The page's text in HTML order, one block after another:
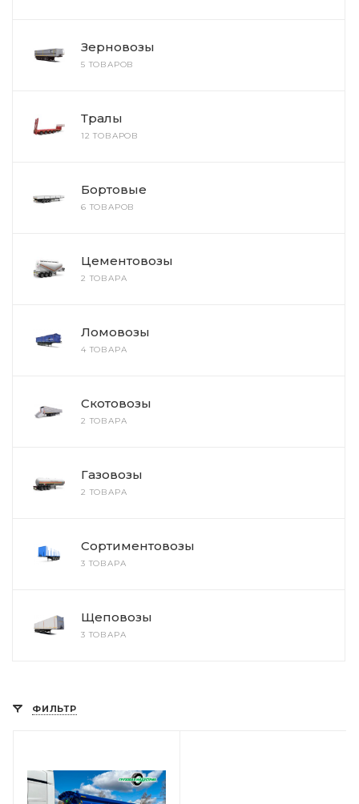
Зерновозы
5 ТОВАРОВ
Тралы
12 ТОВАРОВ
Бортовые
6 ТОВАРОВ
Цементовозы
2 ТОВАРА
Ломовозы
4 ТОВАРА
Скотовозы
2 ТОВАРА
Газовозы
2 ТОВАРА
Сортиментовозы
3 ТОВАРА
Щеповозы
3 ТОВАРА
ФИЛЬТР